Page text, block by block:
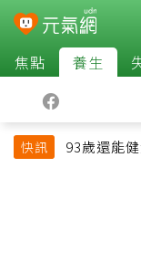
焦點 養生
快訊
93歲還能